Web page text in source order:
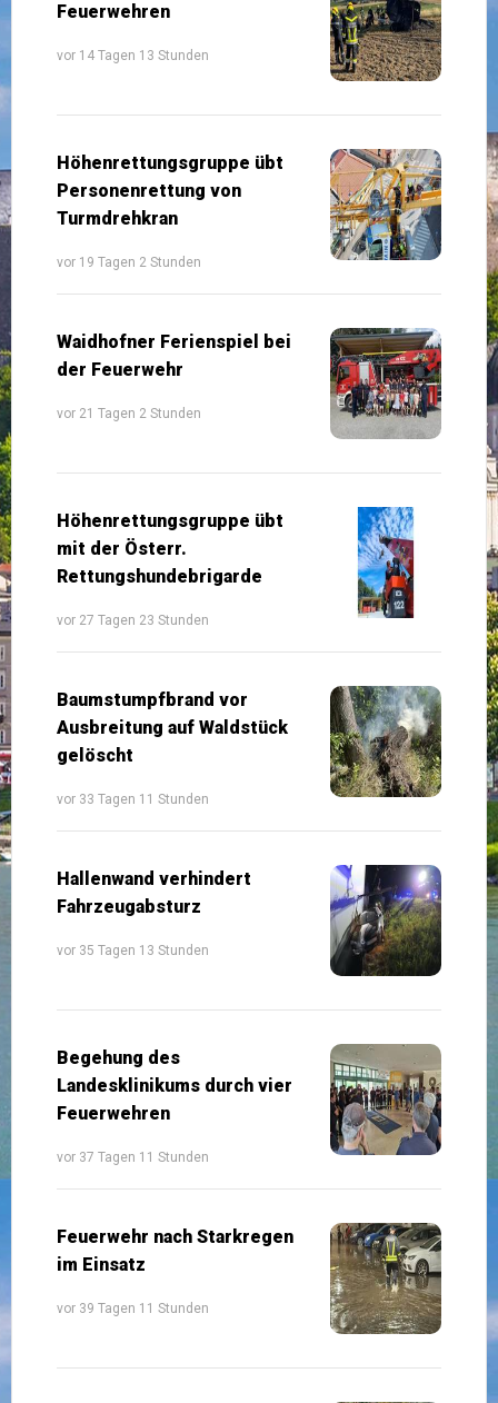
Feuerwehren
vor 14 Tagen 13 Stunden
Höhenrettungsgruppe übt
Personenrettung von
Turmdrehkran
vor 19 Tagen 2 Stunden
Waidhofner Ferienspiel bei
der Feuerwehr
vor 21 Tagen 2 Stunden
Höhenrettungsgruppe übt
mit der Österr.
Rettungshundebrigarde
vor 27 Tagen 23 Stunden
Baumstumpfbrand vor
Ausbreitung auf Waldstück
gelöscht
vor 33 Tagen 11 Stunden
Hallenwand verhindert
Fahrzeugabsturz
vor 35 Tagen 13 Stunden
Begehung des
Landesklinikums durch vier
Feuerwehren
vor 37 Tagen 11 Stunden
Feuerwehr nach Starkregen
im Einsatz
vor 39 Tagen 11 Stunden